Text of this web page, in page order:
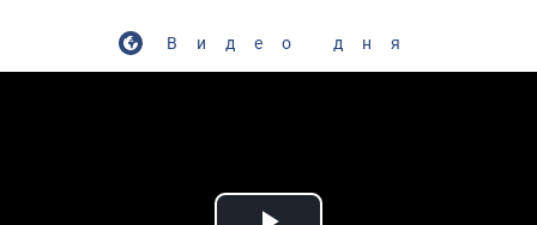
Видео дня